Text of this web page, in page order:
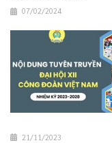
07/02/2024
21/11/2023